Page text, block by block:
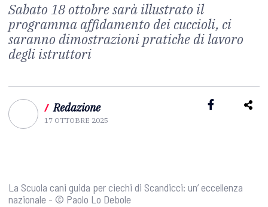
Sabato 18 ottobre sarà illustrato il
programma affidamento dei cuccioli, ci
saranno dimostrazioni pratiche di lavoro
degli istruttori
/ Redazione
17 OTTOBRE 2025
La Scuola cani guida per ciechi di Scandicci: un’ eccellenza
nazionale - © Paolo Lo Debole